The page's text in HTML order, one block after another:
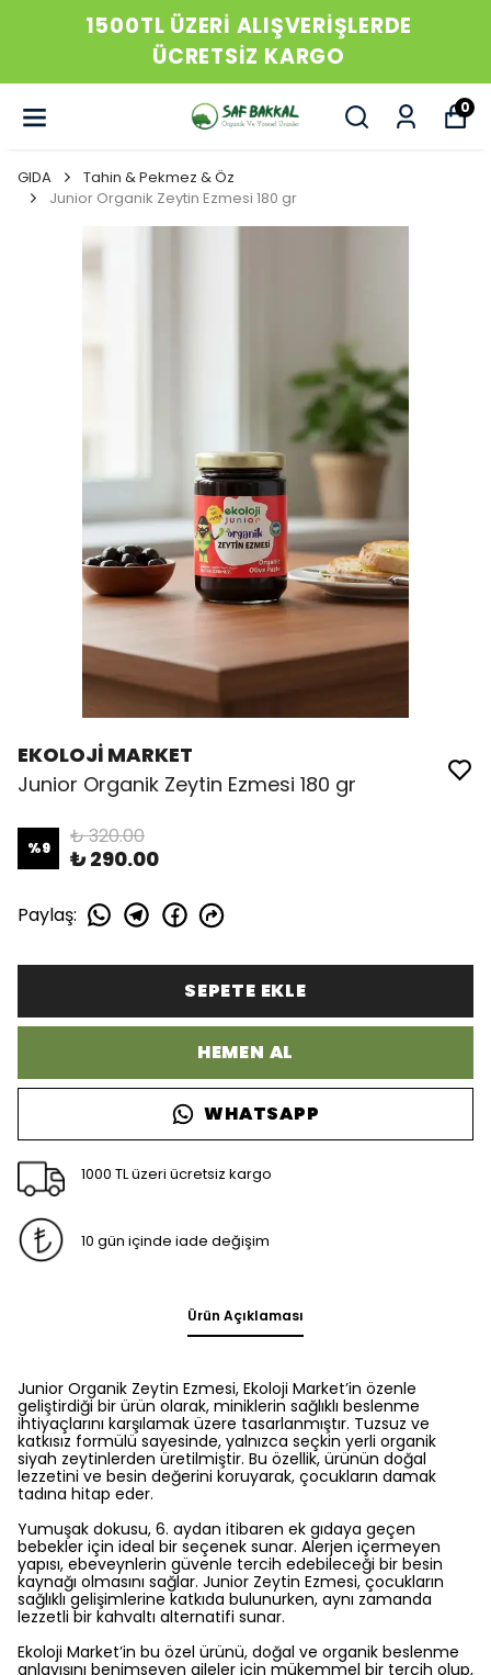
1500TL ÜZERİ ALIŞVERİŞLERDE
ÜCRETSİZ KARGO
0
GIDA
Tahin & Pekmez & Öz
Junior Organik Zeytin Ezmesi 180 gr
EKOLOJİ MARKET
Junior Organik Zeytin Ezmesi 180 gr
%9 ₺ 320.00
₺ 290.00
Paylaş:
SEPETE EKLE
HEMEN AL
WHATSAPP
1000 TL üzeri ücretsiz kargo
10 gün içinde iade değişim
Ürün Açıklaması
Junior Organik Zeytin Ezmesi, Ekoloji Market’in özenle
geliştirdiği bir ürün olarak, miniklerin sağlıklı beslenme
ihtiyaçlarını karşılamak üzere tasarlanmıştır. Tuzsuz ve
katkısız formülü sayesinde, yalnızca seçkin yerli organik
siyah zeytinlerden üretilmiştir. Bu özellik, ürünün doğal
lezzetini ve besin değerini koruyarak, çocukların damak
tadına hitap eder.
Yumuşak dokusu, 6. aydan itibaren ek gıdaya geçen
bebekler için ideal bir seçenek sunar. Alerjen içermeyen
yapısı, ebeveynlerin güvenle tercih edebileceği bir besin
kaynağı olmasını sağlar. Junior Zeytin Ezmesi, çocukların
sağlıklı gelişimlerine katkıda bulunurken, aynı zamanda
lezzetli bir kahvaltı alternatifi sunar.
Ekoloji Market’in bu özel ürünü, doğal ve organik beslenme
anlayışını benimseyen aileler için mükemmel bir tercih olup,